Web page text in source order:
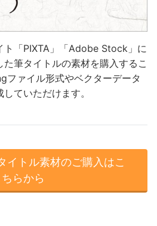
ト「PIXTA」「Adobe Stock」に
筆タイトルの素材を購入するこ
ファイル形式やベクターデータ
ていただけます。
イトル素材のご購入はこ
ちらから